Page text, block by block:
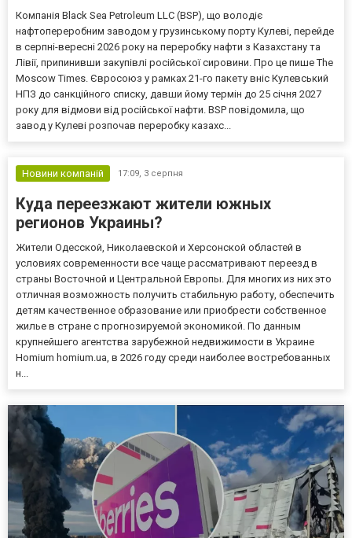
Компанія Black Sea Petroleum LLC (BSP), що володіє
нафтопереробним заводом у грузинському порту Кулеві, перейде
в серпні-вересні 2026 року на переробку нафти з Казахстану та
Лівії, припинивши закупівлі російської сировини. Про це пише The
Moscow Times. Євросоюз у рамках 21-го пакету вніс Кулевський
НПЗ до санкційного списку, давши йому термін до 25 січня 2027
року для відмови від російської нафти. BSP повідомила, що
завод у Кулеві розпочав переробку казахс...
Новини компаній 17:09, 3 серпня
Куда переезжают жители южных
регионов Украины?
Жители Одесской, Николаевской и Херсонской областей в
условиях современности все чаще рассматривают переезд в
страны Восточной и Центральной Европы. Для многих из них это
отличная возможность получить стабильную работу, обеспечить
детям качественное образование или приобрести собственное
жилье в стране с прогнозируемой экономикой. По данным
крупнейшего агентства зарубежной недвижимости в Украине
Homium homium.ua, в 2026 году среди наиболее востребованных
н...